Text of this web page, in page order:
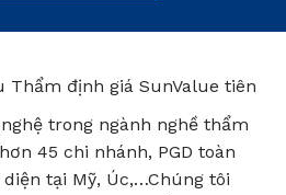
Thẩm định giá SunValue tiên
trong ngành nghề thẩm
45 chi nhánh, PGD toàn
tại Mỹ, Úc,…Chúng tôi